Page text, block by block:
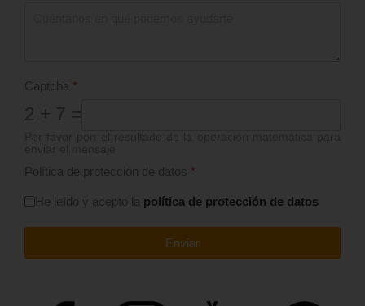
Captcha *
2 + 7 =
Política de protección de datos *
He leído y acepto la política de protección de datos
Enviar